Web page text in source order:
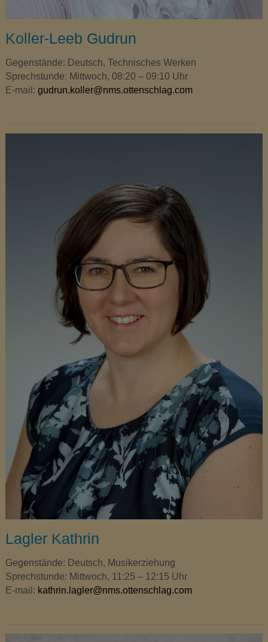
Koller-Leeb Gudrun
Gegenstände: Deutsch, Technisches Werken
Sprechstunde: Mittwoch, 08:20 – 09:10 Uhr
E-mail: gudrun.koller@nms.ottenschlag.com
Lagler Kathrin
Gegenstände: Deutsch, Musikerziehung
Sprechstunde: Mittwoch, 11:25 – 12:15 Uhr
E-mail: kathrin.lagler@nms.ottenschlag.com